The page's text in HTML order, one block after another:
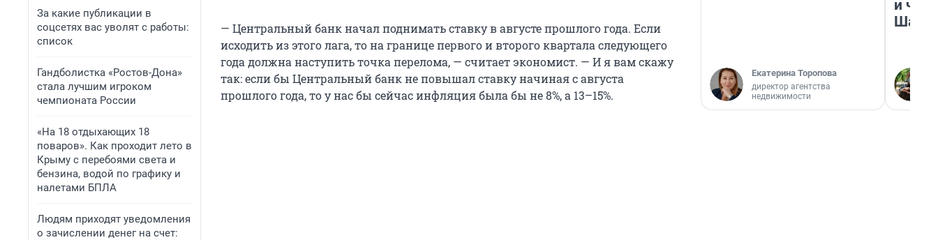
За какие публикации в
соцсетях вас уволят с работы:
список
Гандболистка «Ростов-Дона»
стала лучшим игроком
чемпионата России
«На 18 отдыхающих 18
поваров». Как проходит лето в
Крыму с перебоями света и
бензина, водой по графику и
налетами БПЛА
Людям приходят уведомления
о зачислении денег на счет:
— Центральный банк начал поднимать ставку в августе прошлого года. Если
исходить из этого лага, то на границе первого и второго квартала следующего
года должна наступить точка перелома, — считает экономист. — И я вам скажу
так: если бы Центральный банк не повышал ставку начиная с августа
прошлого года, то у нас бы сейчас инфляция была бы не 8%, а 13–15%.
Екатерина Торопова
директор агентства
недвижимости
и чем